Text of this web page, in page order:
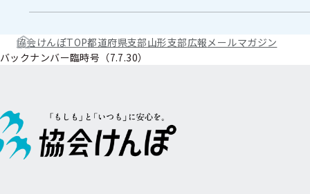
協会けんぽTOP都道府県支部山形支部広報メールマガジン
バックナンバー臨時号（7.7.30）